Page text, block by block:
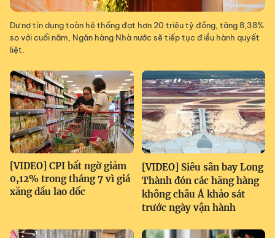
Dư nợ tín dụng toàn hệ thống đạt hơn 20 triệu tỷ đồng, tăng 8,38%
so với cuối năm, Ngân hàng Nhà nước sẽ tiếp tục điều hành quyết
liệt.
[VIDEO] CPI bất ngờ giảm
0,12% trong tháng 7 vì giá
xăng dầu lao dốc
[VIDEO] Siêu sân bay Long
Thành đón các hãng hàng
không châu Á khảo sát
trước ngày vận hành